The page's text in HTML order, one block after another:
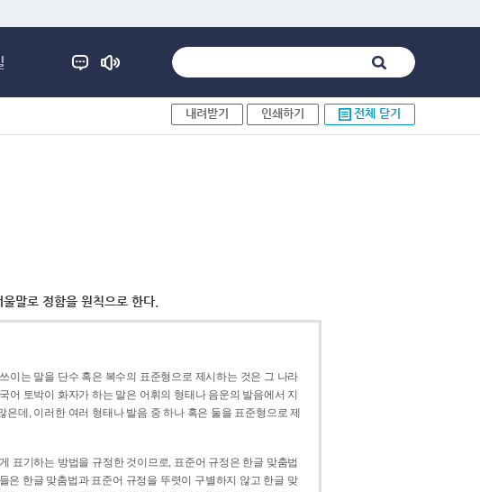
내려받기 인쇄하기 전체 닫기
말로 정함을 원칙으로 한다.
이는 말을 단수 혹은 복수의 표준형으로 제시하는 것은 그 나라
어 토박이 화자가 하는 말은 어휘의 형태나 음운의 발음에서 지
데, 이러한 여러 형태나 발음 중 하나 혹은 둘을 표준형으로 제
표기하는 방법을 규정한 것이므로, 표준어 규정은 한글 맞춤법
은 한글 맞춤법과 표준어 규정을 뚜렷이 구별하지 않고 한글 맞